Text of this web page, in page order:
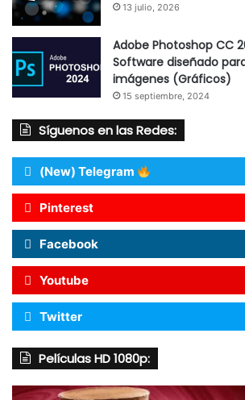
13 julio, 2026
Adobe Photoshop CC
Software diseñado
imágenes (Gráficos)
15 septiembre, 2024
Síguenos en las Redes:
(New) Telegram
Pinterest
Facebook
Youtube
Twitter
Películas HD 1080p: